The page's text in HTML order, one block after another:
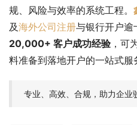
规、风险与效率的系统工程。
及海外公司注册与银行开户逾
20,000+ 客户成功经验 ，可
料准备到落地开户的一站式服
专业、高效、合规，助力企业